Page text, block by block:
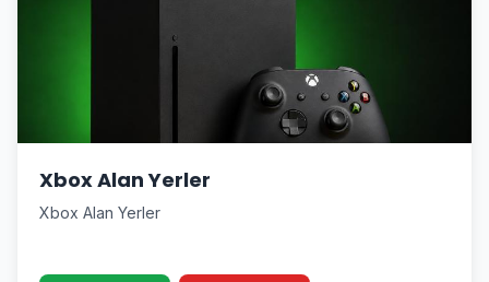
Xbox Alan Yerler
Xbox Alan Yerler